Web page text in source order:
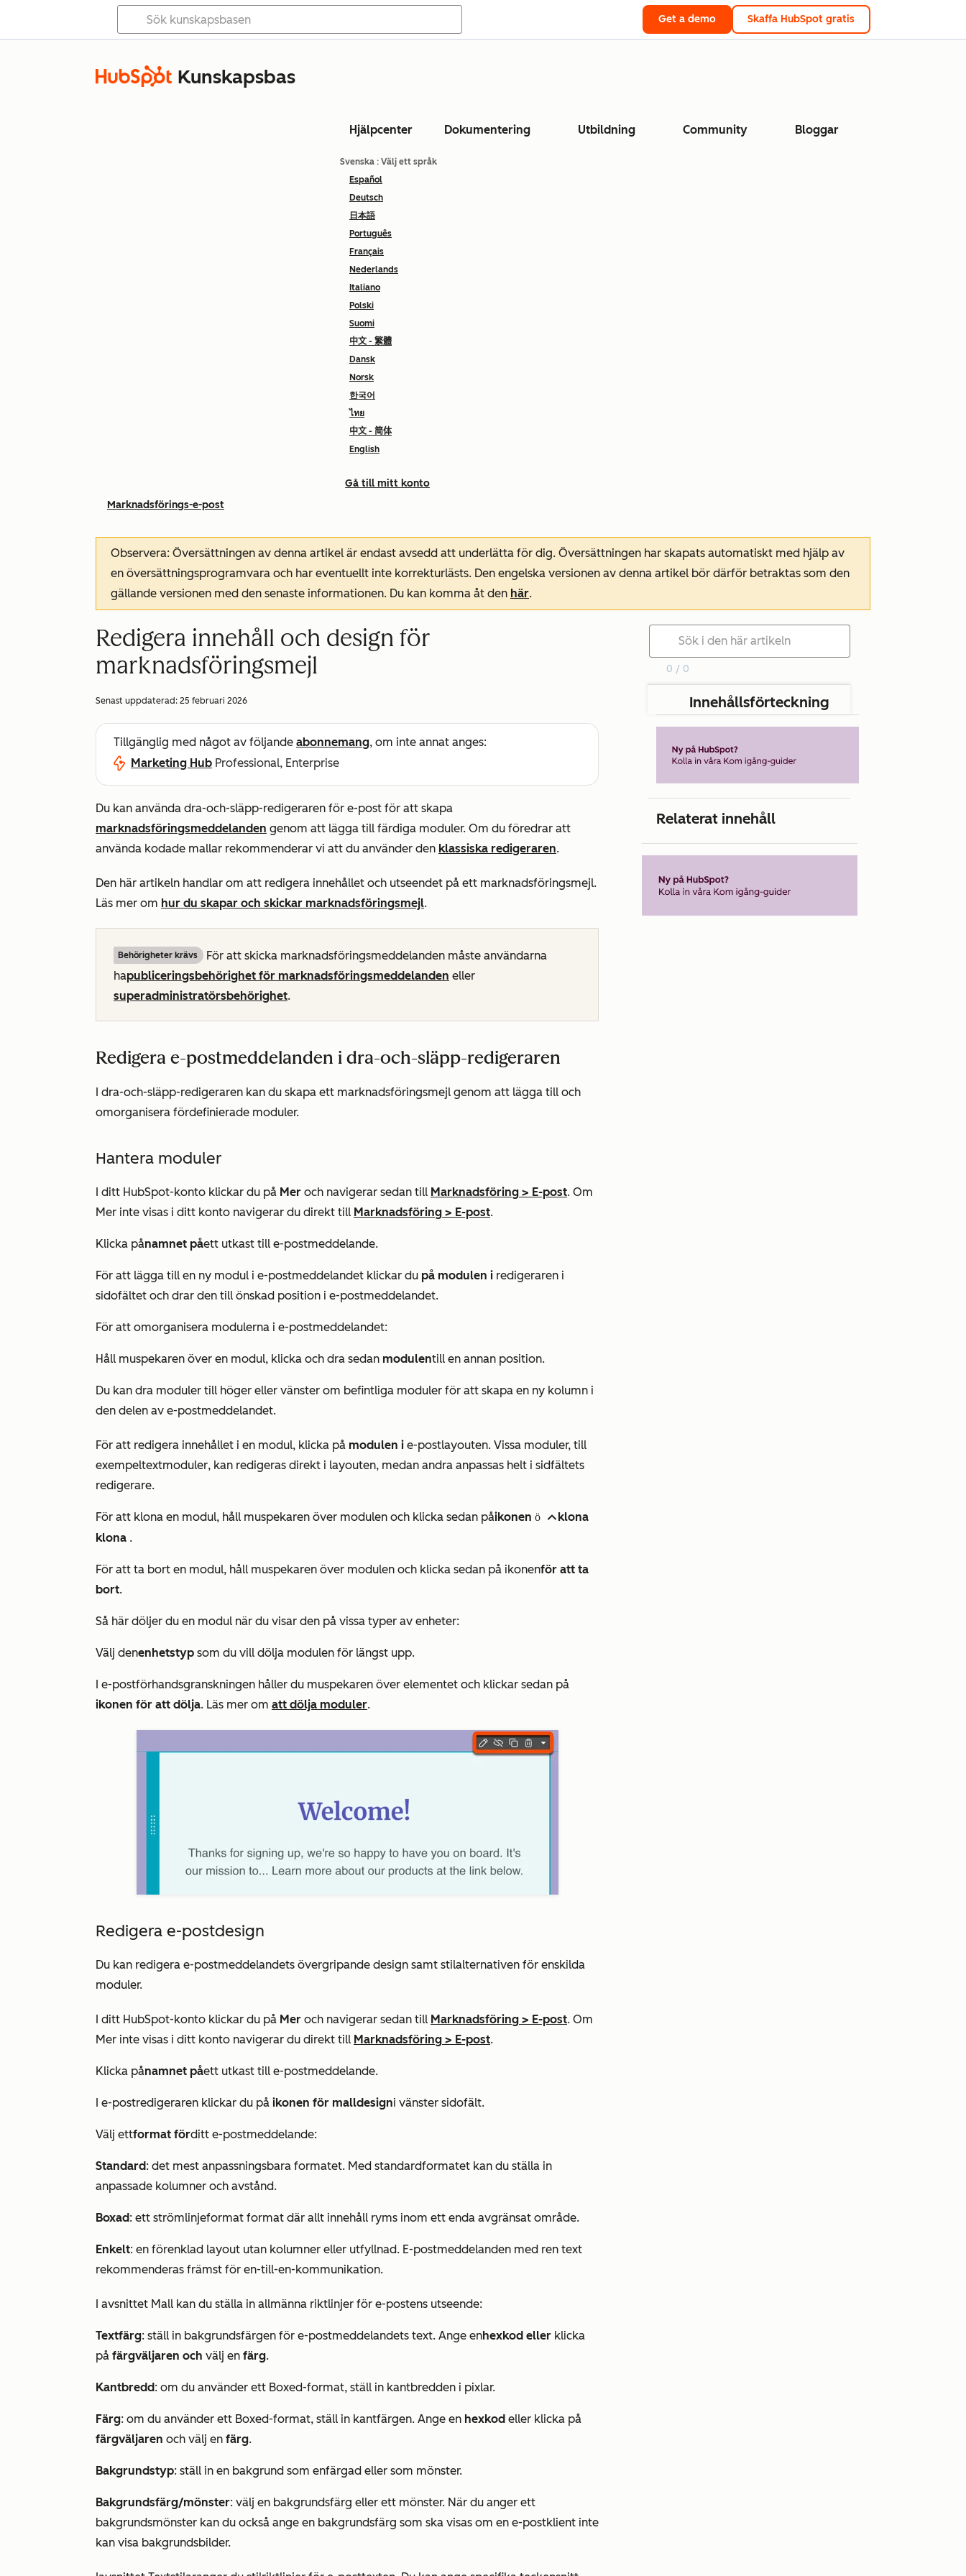
Get a demo Skaffa HubSpot gratis
Kunskapsbas
Hjälpcenter Dokumentering Utbildning Community Bloggar
Svenska : Välj ett språk
Español
Deutsch
日本語
Português
Français
Nederlands
Italiano
Polski
Suomi
中文 - 繁體
Dansk
Norsk
한국어
ไทย
中文 - 简体
English
Gå till mitt konto
Marknadsförings-e-post
Observera: Översättningen av denna artikel är endast avsedd att underlätta för dig. Översättningen har skapats automatiskt med hjälp av
en översättningsprogramvara och har eventuellt inte korrekturlästs. Den engelska versionen av denna artikel bör därför betraktas som den
gällande versionen med den senaste informationen. Du kan komma åt den här.
Redigera innehåll och design för
marknadsföringsmejl
Senast uppdaterad: 25 februari 2026
Tillgänglig med något av följande abonnemang, om inte annat anges:
Marketing Hub Professional, Enterprise
Du kan använda dra-och-släpp-redigeraren för e-post för att skapa
marknadsföringsmeddelanden genom att lägga till färdiga moduler. Om du föredrar att
använda kodade mallar rekommenderar vi att du använder den klassiska redigeraren.
Den här artikeln handlar om att redigera innehållet och utseendet på ett marknadsföringsmejl.
Läs mer om hur du skapar och skickar marknadsföringsmejl.
Behörigheter krävs
För att skicka marknadsföringsmeddelanden måste användarna
hapubliceringsbehörighet för marknadsföringsmeddelanden eller
superadministratörsbehörighet.
Redigera e-postmeddelanden i dra-och-släpp-redigeraren
I dra-och-släpp-redigeraren kan du skapa ett marknadsföringsmejl genom att lägga till och
omorganisera fördefinierade moduler.
Hantera moduler
I ditt HubSpot-konto klickar du på Mer och navigerar sedan till Marknadsföring > E-post. Om
Mer inte visas i ditt konto navigerar du direkt till Marknadsföring > E-post.
Klicka pånamnet påett utkast till e-postmeddelande.
För att lägga till en ny modul i e-postmeddelandet klickar du på modulen i redigeraren i
sidofältet och drar den till önskad position i e-postmeddelandet.
För att omorganisera modulerna i e-postmeddelandet:
Håll muspekaren över en modul, klicka och dra sedan modulentill en annan position.
Du kan dra moduler till höger eller vänster om befintliga moduler för att skapa en ny kolumn i
den delen av e-postmeddelandet.
För att redigera innehållet i en modul, klicka på modulen i e-postlayouten. Vissa moduler, till
exempeltextmoduler, kan redigeras direkt i layouten, medan andra anpassas helt i sidfältets
redigerare.
För att klona en modul, håll muspekaren över modulen och klicka sedan påikonen för att dupliceraklona
klona .
För att ta bort en modul, håll muspekaren över modulen och klicka sedan på ikonenför att ta
bort.
Så här döljer du en modul när du visar den på vissa typer av enheter:
Välj denenhetstyp som du vill dölja modulen för längst upp.
I e-postförhandsgranskningen håller du muspekaren över elementet och klickar sedan på
ikonen för att dölja. Läs mer om att dölja moduler.
Redigera e-postdesign
Du kan redigera e-postmeddelandets övergripande design samt stilalternativen för enskilda
moduler.
I ditt HubSpot-konto klickar du på Mer och navigerar sedan till Marknadsföring > E-post. Om
Mer inte visas i ditt konto navigerar du direkt till Marknadsföring > E-post.
Klicka pånamnet påett utkast till e-postmeddelande.
I e-postredigeraren klickar du på ikonen för malldesigni vänster sidofält.
Välj ettformat förditt e-postmeddelande:
Standard: det mest anpassningsbara formatet. Med standardformatet kan du ställa in
anpassade kolumner och avstånd.
Boxad: ett strömlinjeformat format där allt innehåll ryms inom ett enda avgränsat område.
Enkelt: en förenklad layout utan kolumner eller utfyllnad. E-postmeddelanden med ren text
rekommenderas främst för en-till-en-kommunikation.
I avsnittet Mall kan du ställa in allmänna riktlinjer för e-postens utseende:
Textfärg: ställ in bakgrundsfärgen för e-postmeddelandets text. Ange enhexkod eller klicka
på färgväljaren och välj en färg.
Kantbredd: om du använder ett Boxed-format, ställ in kantbredden i pixlar.
Färg: om du använder ett Boxed-format, ställ in kantfärgen. Ange en hexkod eller klicka på
färgväljaren och välj en färg.
Bakgrundstyp: ställ in en bakgrund som enfärgad eller som mönster.
Bakgrundsfärg/mönster: välj en bakgrundsfärg eller ett mönster. När du anger ett
bakgrundsmönster kan du också ange en bakgrundsfärg som ska visas om en e-postklient inte
kan visa bakgrundsbilder.
0 / 0
Innehållsförteckning
Relaterat innehåll